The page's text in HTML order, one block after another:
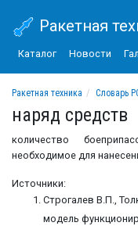
Ракетная
Каталог Новости
Ракетная техника Словарь
наряд средств
количество
необходимое для
Источники:
Строгалев В.П.,
модель